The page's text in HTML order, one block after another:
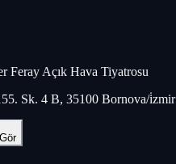
Feray Açık Hava Tiyatrosu
Sk. 4 B, 35100 Bornova/i̇zmir